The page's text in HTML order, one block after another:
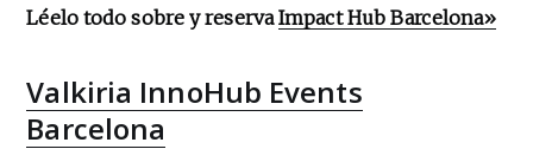
Léelo todo sobre y reservaImpact Hub Barcelona»
Valkiria InnoHub Events
Barcelona